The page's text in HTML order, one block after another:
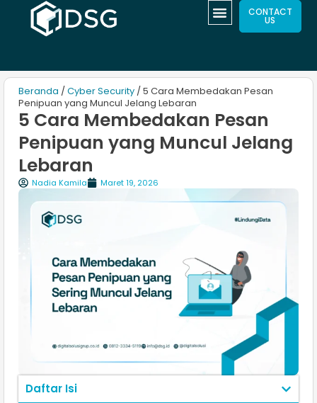
CONTACT
US
Beranda / Cyber Security / 5 Cara Membedakan Pesan
Penipuan yang Muncul Jelang Lebaran
5 Cara Membedakan Pesan
Penipuan yang Muncul Jelang
Lebaran
Nadia Kamila Maret 19, 2026
Daftar Isi